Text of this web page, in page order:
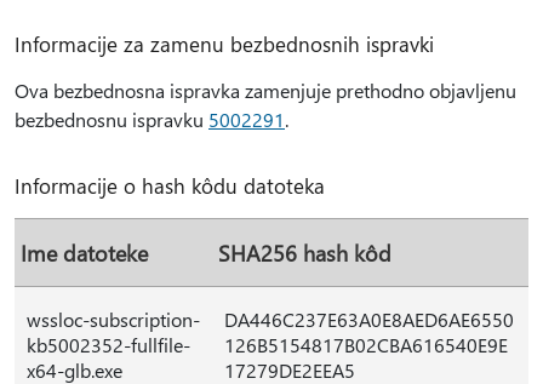
Informacije za zamenu bezbednosnih ispravki
Ova bezbednosna ispravka zamenjuje prethodno objavljenu
bezbednosnu ispravku 5002291.
Informacije o hash kôdu datoteka
Ime datoteke SHA256 hash kôd
wssloc-subscription-
kb5002352-fullfile-
x64-glb.exe
DA446C237E63A0E8AED6AE6550
126B5154817B02CBA616540E9E
17279DE2EEA5